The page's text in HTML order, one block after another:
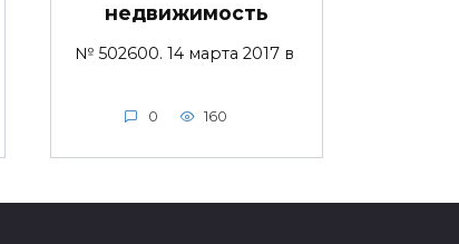
недвижимость
№ 502600. 14 марта 2017 в
0 160